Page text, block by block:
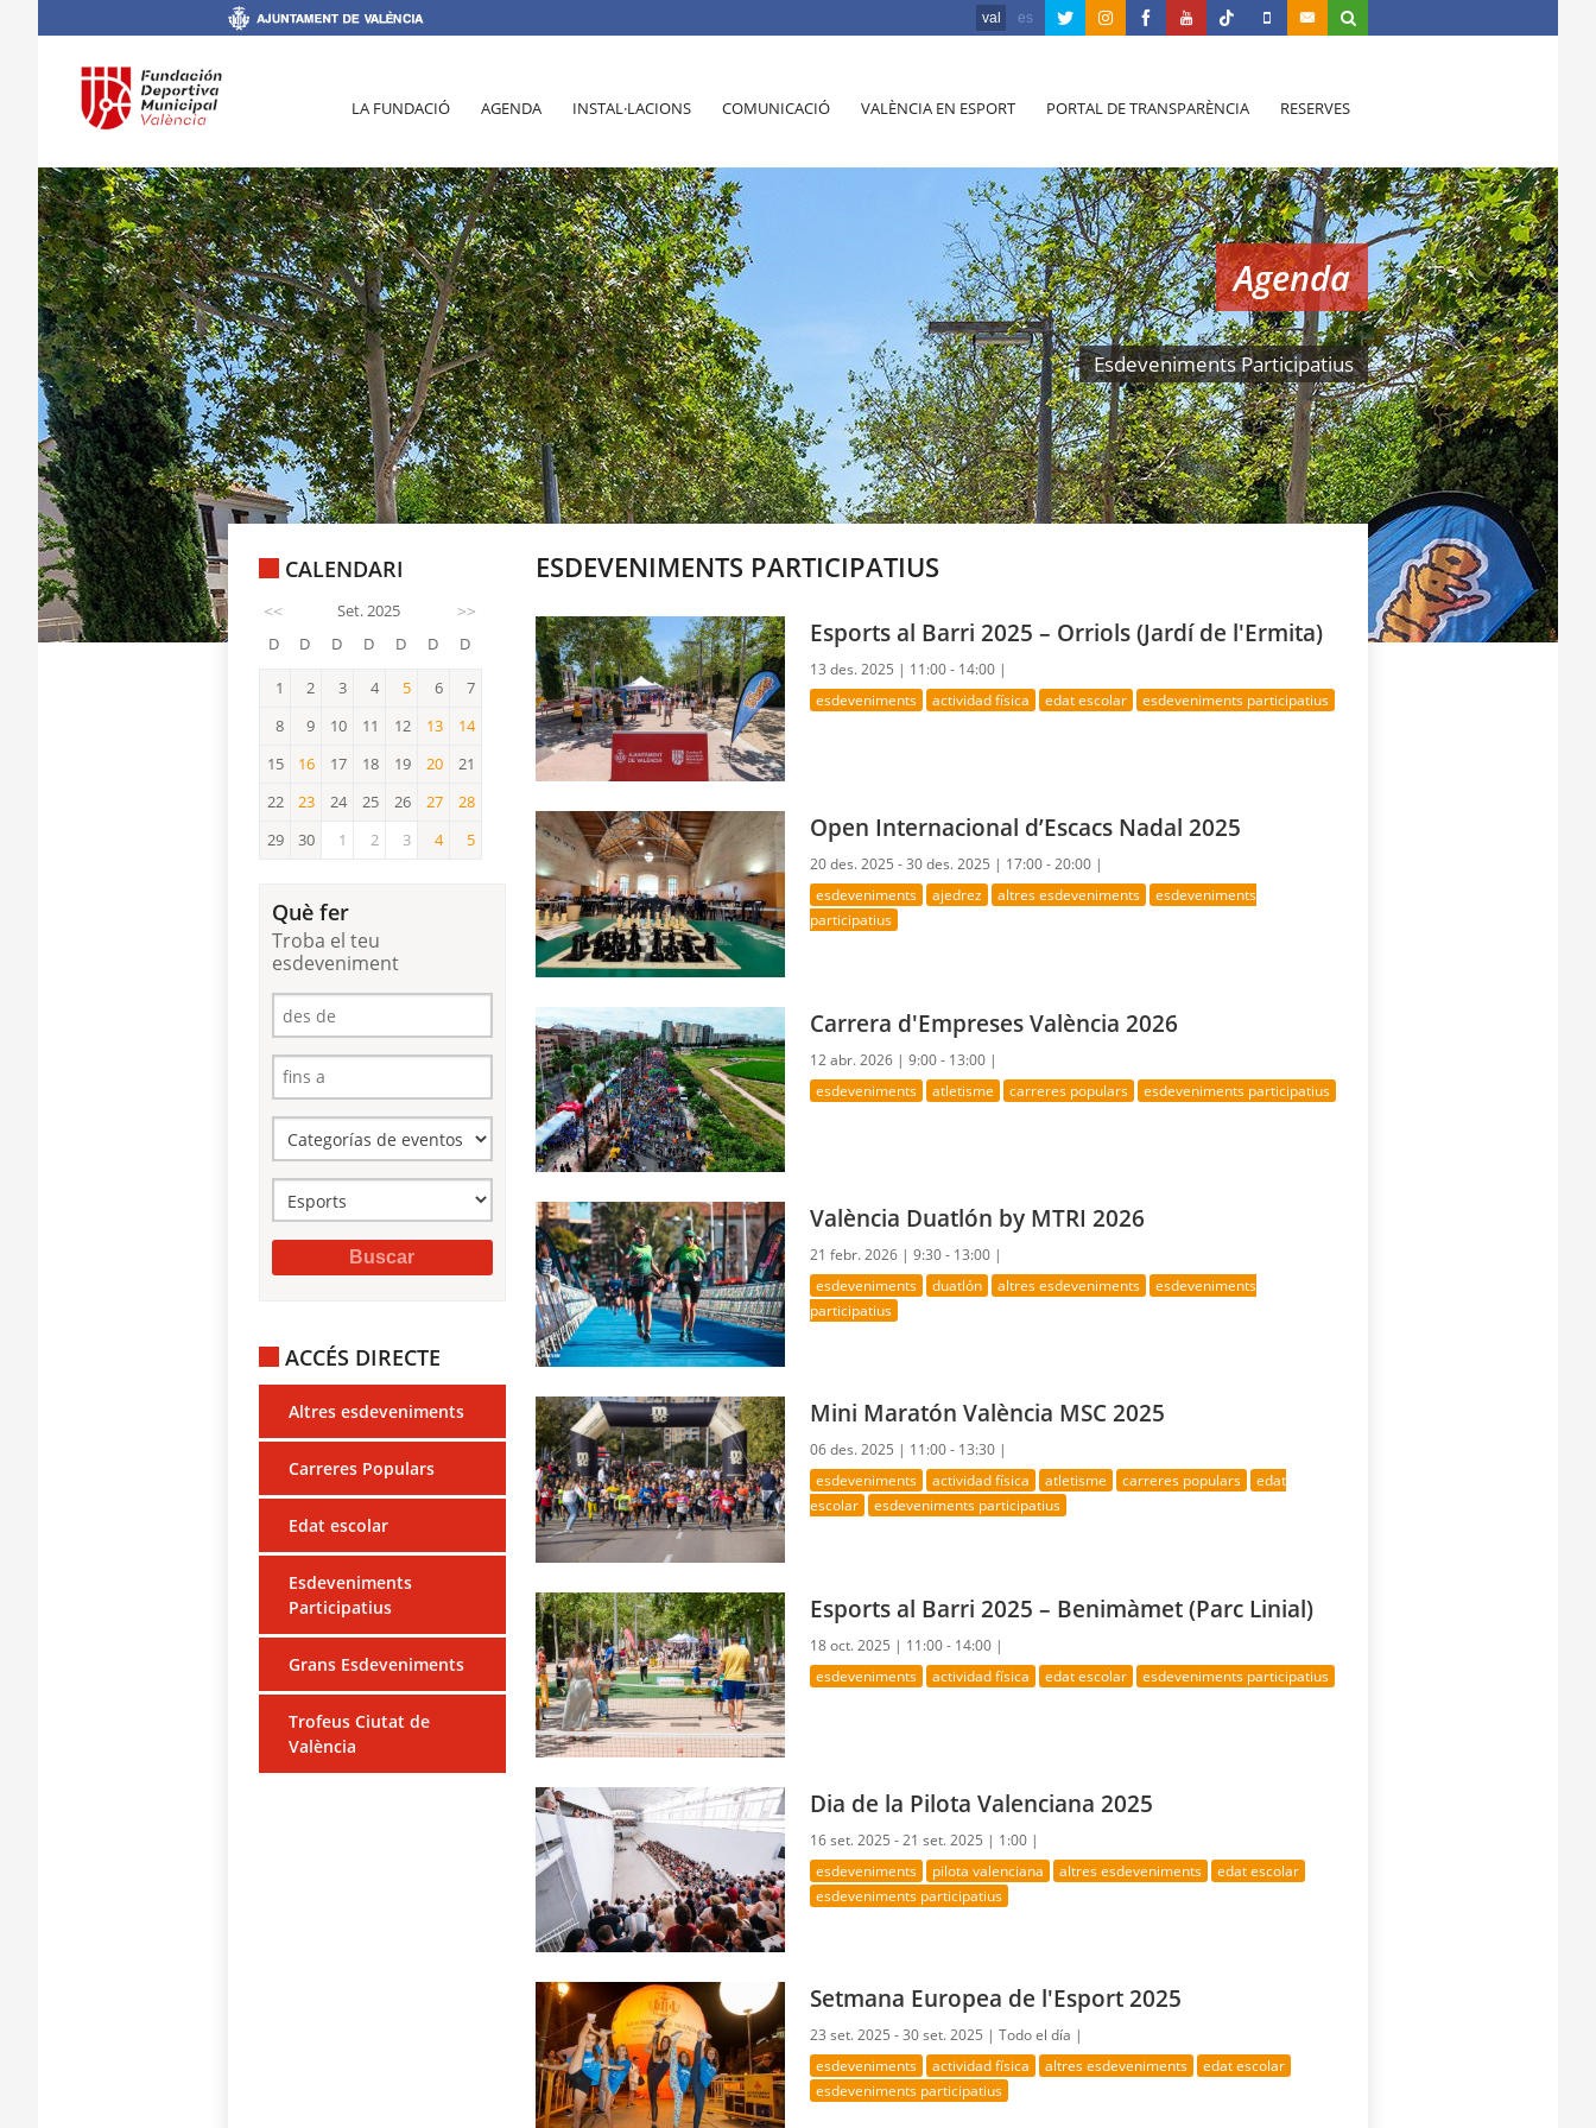
val es
LA FUNDACIÓ AGENDA INSTAL·LACIONS COMUNICACIÓ VALÈNCIA EN ESPORT PORTAL DE TRANSPARÈNCIA RESERVES
Agenda
Esdeveniments Participatius
CALENDARI
<< Set. 2025 >>
D D D D D D D
1 2 3 4 5 6
7
8
9 10 11 12 13
13
14
14
15 16
16
17 18 19 20
20
21
22
23
23
24 25 26 27 28
29 30 1 2 3 4 5
Què fer
Troba el teu
esdeveniment
ACCÉS DIRECTE
Altres esdeveniments
Carreres Populars
Edat escolar
Esdeveniments
Participatius
Grans Esdeveniments
Trofeus Ciutat de
València
ESDEVENIMENTS PARTICIPATIUS
Esports al Barri 2025 – Orriols (Jardí de l'Ermita)
13 des. 2025 | 11:00 - 14:00 |
esdeveniments actividad física edat escolar esdeveniments participatius
Open Internacional d’Escacs Nadal 2025
20 des. 2025 - 30 des. 2025 | 17:00 - 20:00 |
esdeveniments ajedrez altres esdeveniments
esdeveniments
participatius
Carrera d'Empreses València 2026
12 abr. 2026 |9:00 - 13:00 |
esdeveniments atletisme carreres populars esdeveniments participatius
València Duatlón by MTRI 2026
21 febr. 2026 |9:30 - 13:00 |
esdeveniments duatlón altres esdeveniments
esdeveniments
participatius
Mini Maratón València MSC 2025
06 des. 2025 | 11:00 - 13:30 |
esdeveniments actividad física atletisme carreres populars
edat
escolar
esdeveniments participatius
Esports al Barri 2025 – Benimàmet (Parc Linial)
18 oct. 2025 | 11:00 - 14:00 |
esdeveniments actividad física edat escolar esdeveniments participatius
Dia de la Pilota Valenciana 2025
16 set. 2025 - 21 set. 2025 | 1:00 |
esdeveniments pilota valenciana altres esdeveniments
edat escolar
esdeveniments participatius
Setmana Europea de l'Esport 2025
23 set. 2025 - 30 set. 2025 |Todo el día |
esdeveniments actividad física altres esdeveniments
edat escolar
esdeveniments participatius